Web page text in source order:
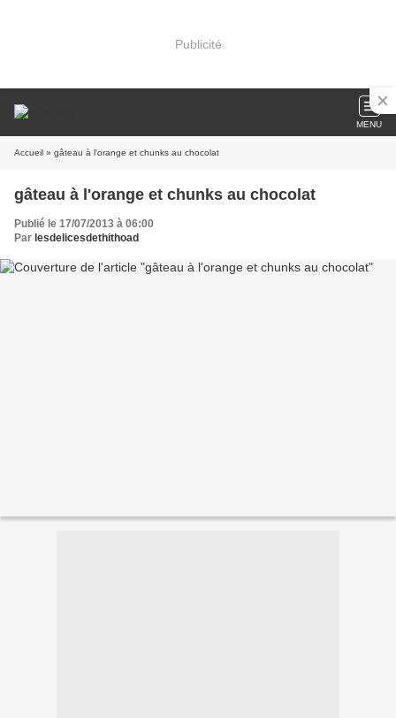
Publicité
MENU
Accueil » gâteau à l'orange et chunks au chocolat
gâteau à l'orange et chunks au chocolat
Publié le 17/07/2013 à 06:00
Par lesdelicesdethithoad